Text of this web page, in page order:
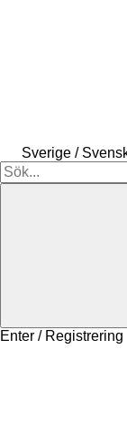
Sverige /
Enter / Registrering